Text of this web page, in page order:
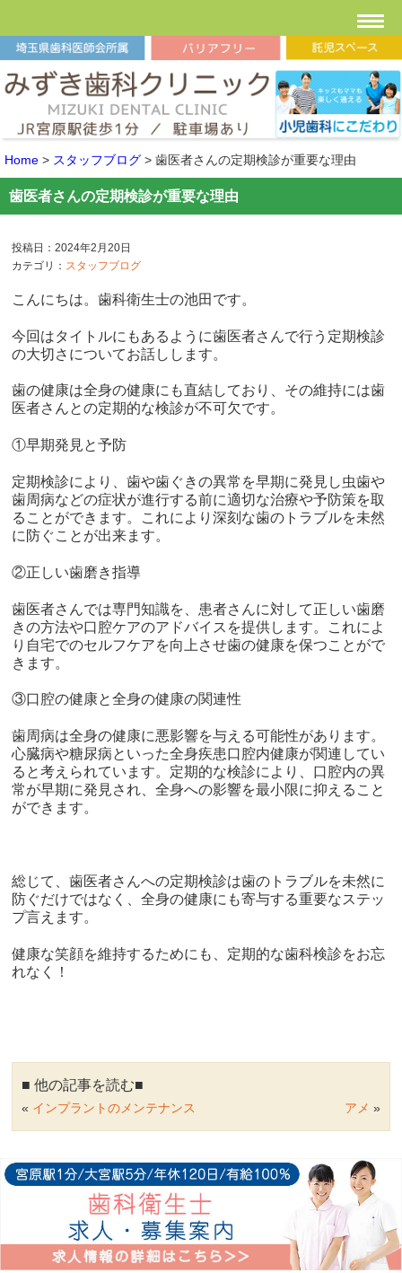
Home > スタッフブログ > 歯医者さんの定期検診が重要な理由
歯医者さんの定期検診が重要な理由
投稿日：2024年2月20日
カテゴリ： スタッフブログ
こんにちは。歯科衛生士の池田です。
今回はタイトルにもあるように歯医者さんで行う定期検診
の大切さについてお話しします。
歯の健康は全身の健康にも直結しており、その維持には歯
医者さんとの定期的な検診が不可欠です。
①早期発見と予防
定期検診により、歯や歯ぐきの異常を早期に発見し虫歯や
歯周病などの症状が進行する前に適切な治療や予防策を取
ることができます。これにより深刻な歯のトラブルを未然
に防ぐことが出来ます。
②正しい歯磨き指導
歯医者さんでは専門知識を、患者さんに対して正しい歯磨
きの方法や口腔ケアのアドバイスを提供します。これによ
り自宅でのセルフケアを向上させ歯の健康を保つことがで
きます。
③口腔の健康と全身の健康の関連性
歯周病は全身の健康に悪影響を与える可能性があります。
心臓病や糖尿病といった全身疾患口腔内健康が関連してい
ると考えられています。定期的な検診により、口腔内の異
常が早期に発見され、全身への影響を最小限に抑えること
ができます。
総じて、歯医者さんへの定期検診は歯のトラブルを未然に
防ぐだけではなく、全身の健康にも寄与する重要なステッ
プ言えます。
健康な笑顔を維持するためにも、定期的な歯科検診をお忘
れなく！
■ 他の記事を読む■
« インプラントのメンテナンス アメ »